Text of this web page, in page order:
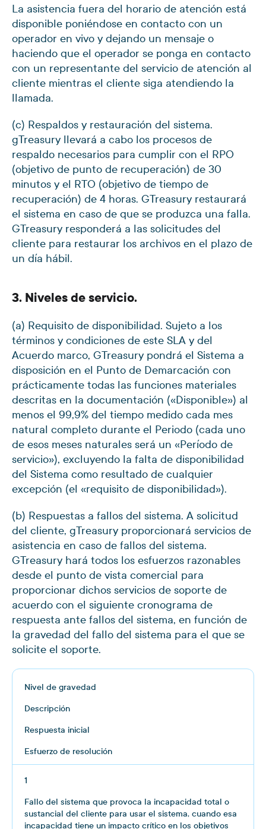
La asistencia fuera del horario de atención está
disponible poniéndose en contacto con un
operador en vivo y dejando un mensaje o
haciendo que el operador se ponga en contacto
con un representante del servicio de atención al
cliente mientras el cliente siga atendiendo la
llamada.
(c) Respaldos y restauración del sistema.
gTreasury llevará a cabo los procesos de
respaldo necesarios para cumplir con el RPO
(objetivo de punto de recuperación) de 30
minutos y el RTO (objetivo de tiempo de
recuperación) de 4 horas. GTreasury restaurará
el sistema en caso de que se produzca una falla.
GTreasury responderá a las solicitudes del
cliente para restaurar los archivos en el plazo de
un día hábil.
3. Niveles de servicio.
(a) Requisito de disponibilidad. Sujeto a los
términos y condiciones de este SLA y del
Acuerdo marco, GTreasury pondrá el Sistema a
disposición en el Punto de Demarcación con
prácticamente todas las funciones materiales
descritas en la documentación («Disponible») al
menos el 99,9% del tiempo medido cada mes
natural completo durante el Periodo (cada uno
de esos meses naturales será un «Período de
servicio»), excluyendo la falta de disponibilidad
del Sistema como resultado de cualquier
excepción (el «requisito de disponibilidad»).
(b) Respuestas a fallos del sistema. A solicitud
del cliente, gTreasury proporcionará servicios de
asistencia en caso de fallos del sistema.
GTreasury hará todos los esfuerzos razonables
desde el punto de vista comercial para
proporcionar dichos servicios de soporte de
acuerdo con el siguiente cronograma de
respuesta ante fallos del sistema, en función de
la gravedad del fallo del sistema para el que se
solicite el soporte.
Nivel de gravedad
Descripción
Respuesta inicial
Esfuerzo de resolución
1
Fallo del sistema que provoca la incapacidad total o
sustancial del cliente para usar el sistema, cuando esa
incapacidad tiene un impacto crítico en los objetivos